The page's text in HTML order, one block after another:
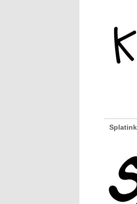
Splatink